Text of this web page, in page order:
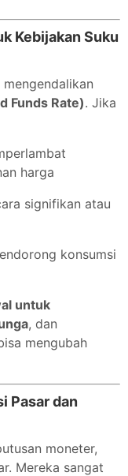
Kebijakan Suku
Funds Rate). Jika
harga
signifikan atau
konsumsi
untuk
, dan
mengubah
Pasar dan
moneter,
Mereka sangat